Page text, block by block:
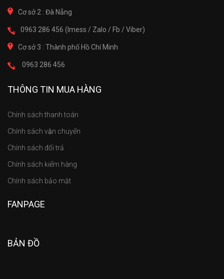
Cơ sở 2 : Đà Nẵng
0963 286 456 (Imess / Zalo / Fb / Viber)
Cơ sở 3 : Thành phố Hồ Chí Minh
0963 286 456
THÔNG TIN MUA HÀNG
Chính sách thanh toán
Chính sách vận chuyển
Chính sách đổi trả
Chính sách kiểm hàng
Chính sách bảo mật
FANPAGE
BẢN ĐỒ